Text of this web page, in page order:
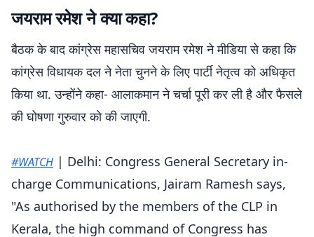
जयराम रमेश ने क्या कहा?
बैठक के बाद कांग्रेस महासचिव जयराम रमेश ने मीडिया से कहा कि
कांग्रेस विधायक दल ने नेता चुनने के लिए पार्टी नेतृत्व को अधिकृत
किया था. उन्होंने कहा- आलाकमान ने चर्चा पूरी कर ली है और फैसले
की घोषणा गुरुवार को की जाएगी.
#WATCH | Delhi: Congress General Secretary in-
charge Communications, Jairam Ramesh says,
"As authorised by the members of the CLP in
Kerala, the high command of Congress has